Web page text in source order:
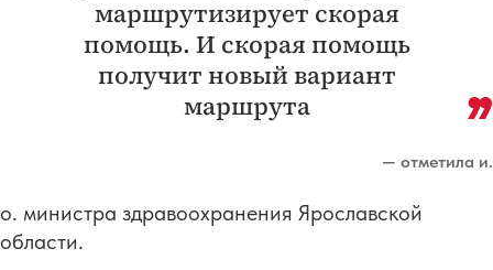
маршрутизирует скорая
помощь. И скорая помощь
получит новый вариант
маршрута
— отметила и.
о. министра здравоохранения Ярославской
области.